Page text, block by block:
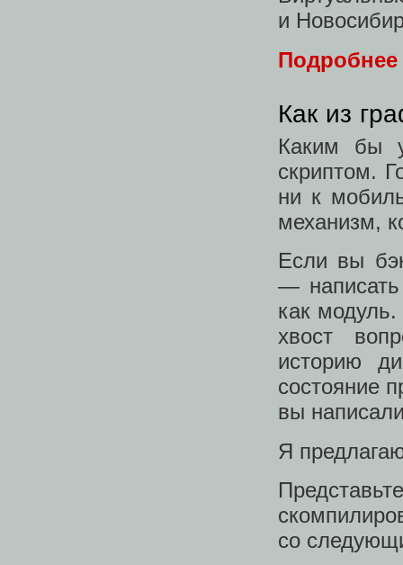
и
Как из
Каким бы
скриптом.
ни к
механизм,
Если вы
—
как
хвост
историю
состояние
вы
Я
со